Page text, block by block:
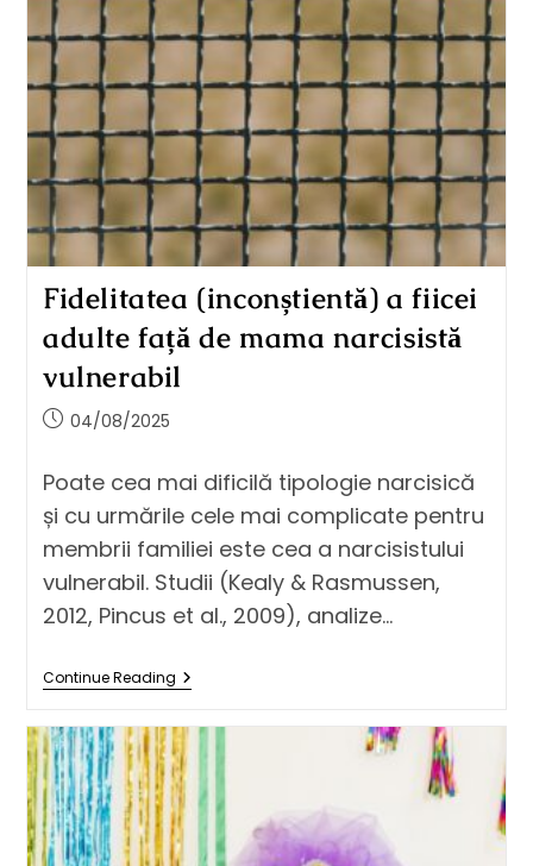
Fidelitatea (inconștientă) a fiicei
adulte față de mama narcisistă
vulnerabil
04/08/2025
Poate cea mai dificilă tipologie narcisică
și cu urmările cele mai complicate pentru
membrii familiei este cea a narcisistului
vulnerabil. Studii (Kealy & Rasmussen,
2012, Pincus et al., 2009), analize…
Continue Reading